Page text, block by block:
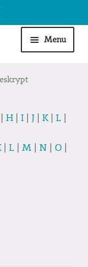
Menu
H| I| J| K| L|
| L| M| N| O|